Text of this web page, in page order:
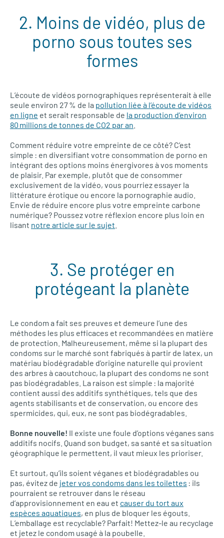
2. Moins de vidéo, plus de
porno sous toutes ses
formes
L’écoute de vidéos pornographiques représenterait à elle
seule environ 27 % de la pollution liée à l’écoute de vidéos
en ligne et serait responsable de la production d’environ
80 millions de tonnes de CO2 par an
Comment réduire votre empreinte de ce côté? C’est
simple : en diversifiant votre consommation de porno en
intégrant des options moins énergivores à vos moments
de plaisir. Par exemple, plutôt que de consommer
exclusivement de la vidéo, vous pourriez essayer la
littérature érotique ou encore la pornographie audio.
Envie de réduire encore plus votre empreinte carbone
numérique? Poussez votre réflexion encore plus loin en
lisant notre article sur le sujet
3. Se protéger en
protégeant la planète
Le condom a fait ses preuves et demeure l’une des
méthodes les plus efficaces et recommandées en matière
de protection. Malheureusement, même si la plupart des
condoms sur le marché sont fabriqués à partir de latex, un
matériau biodégradable d’origine naturelle qui provient
des arbres à caoutchouc, la plupart des condoms ne sont
pas biodégradables. La raison est simple : la majorité
contient aussi des additifs synthétiques, tels que des
agents stabilisants et de conservation, ou encore des
spermicides, qui, eux, ne sont pas biodégradables.
Bonne nouvelle! Il existe une foule d’options véganes sans
additifs nocifs. Quand son budget, sa santé et sa situation
géographique le permettent, il vaut mieux les prioriser.
Et surtout, qu’ils soient véganes et biodégradables ou
pas, évitez de jeter vos condoms dans les toilettes : ils
pourraient se retrouver dans le réseau
d’approvisionnement en eau et causer du tort aux
espèces aquatiques, en plus de bloquer les égouts.
L’emballage est recyclable? Parfait! Mettez-le au recyclage
et jetez le condom usagé à la poubelle.